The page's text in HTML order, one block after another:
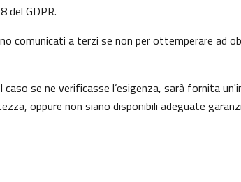
del GDPR.
comunicati a terzi se non per ottemperare ad
se ne verificasse l’esigenza, sarà fornita
oppure non siano disponibili adeguate